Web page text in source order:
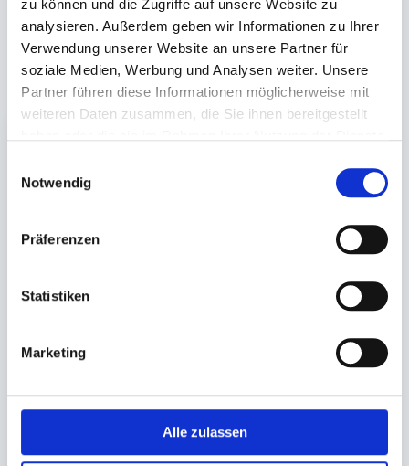
zu können und die Zugriffe auf unsere Website zu
analysieren. Außerdem geben wir Informationen zu Ihrer
Verwendung unserer Website an unsere Partner für
soziale Medien, Werbung und Analysen weiter. Unsere
Partner führen diese Informationen möglicherweise mit
weiteren Daten zusammen, die Sie ihnen bereitgestellt
Notwendig
Präferenzen
Statistiken
Marketing
Alle zulassen
Bullhamm 24-26, D-26441 Jever, info@packpack.de
Unsere Empfehlungen
dreieckig
lieferbar.
46,10 € In den Warenkorb